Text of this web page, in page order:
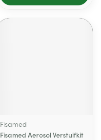
Fisamed
Fisamed Aerosol Verstuifkit